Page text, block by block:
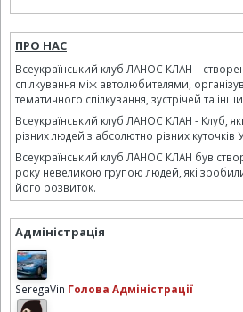
ПРО НАС
Всеукраїнський клуб ЛАНОС КЛАН –
спілкування між автолюбителями,
тематичного спілкування, зустрічей та
Всеукраїнський клуб ЛАНОС КЛАН - Клуб,
різних людей з абсолютно різних куточків
Всеукраїнський клуб ЛАНОС КЛАН був
року невеликою групою людей, які
його розвиток.
Адміністрація
SeregaVin Голова Адміністрації